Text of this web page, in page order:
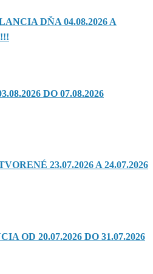
DŇA 04.08.2026 A
DO 07.08.2026
23.07.2026 A 24.07.2026
OD 20.07.2026 DO 31.07.2026